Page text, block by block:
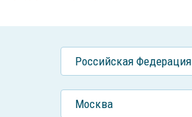
Российcкая Федерация
Москва